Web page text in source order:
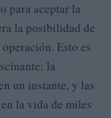
para aceptar la
la posibilidad de
Esto es
la
un instante, y las
la vida de miles